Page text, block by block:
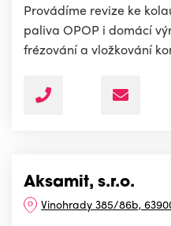
Provádíme revize ke
paliva OPOP i domácí
frézování a vložkování
Aksamit, s.r.o.
Vinohrady 385/86b,